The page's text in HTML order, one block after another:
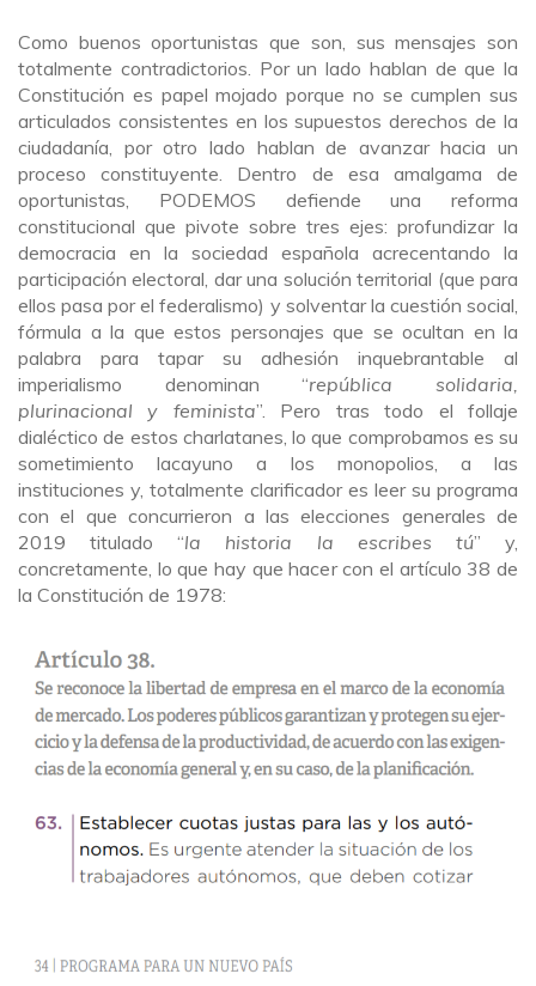
Como buenos oportunistas que son, sus mensajes son
totalmente contradictorios. Por un lado hablan de que la
Constitución es papel mojado porque no se cumplen sus
articulados consistentes en los supuestos derechos de la
ciudadanía, por otro lado hablan de avanzar hacia un
proceso constituyente. Dentro de esa amalgama de
oportunistas, PODEMOS defiende una reforma
constitucional que pivote sobre tres ejes: profundizar la
democracia en la sociedad española acrecentando la
participación electoral, dar una solución territorial (que para
ellos pasa por el federalismo) y solventar la cuestión social,
fórmula a la que estos personajes que se ocultan en la
palabra para tapar su adhesión inquebrantable al
imperialismo denominan “república solidaria,
plurinacional y feminista”. Pero tras todo el follaje
dialéctico de estos charlatanes, lo que comprobamos es su
sometimiento lacayuno a los monopolios, a las
instituciones y, totalmente clarificador es leer su programa
con el que concurrieron a las elecciones generales de
2019 titulado “la historia la escribes tú” y,
concretamente, lo que hay que hacer con el artículo 38 de
la Constitución de 1978: